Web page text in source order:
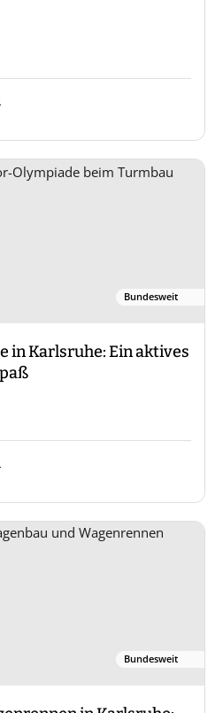
Bundesweit
in Karlsruhe: Ein aktives
Bundesweit